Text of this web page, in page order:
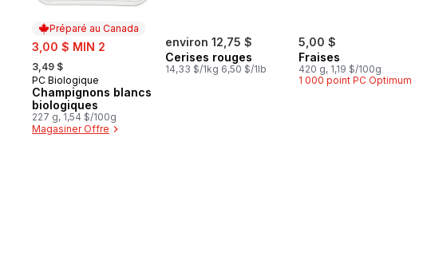
Préparé au Canada
sale:
3,00 $ MIN 2
, formerly:
3,49 $
Préparé au Canada
PC Biologique
Champignons blancs
biologiques
227 g, 1,54 $/100g
Magasiner Offre
environ 12,75 $
Cerises rouges
14,33 $/1kg 6,50 $/1lb
5,00 $
Fraises
420 g, 1,19 $/100g
1 000 point PC Optimum